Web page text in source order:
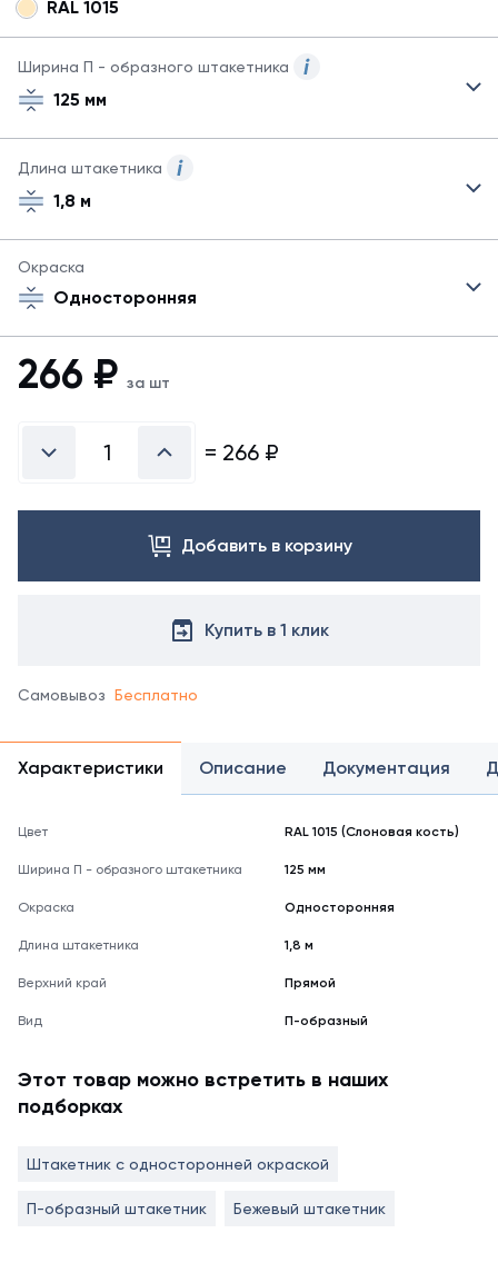
данного
все
Для
цвета
RAL 1015
Ширина П - образного штакетника
125 мм
Длина штакетника
1,8 м
Окраска
Односторонняя
266 ₽ за шт
= 266 ₽
Добавить в корзину
Купить в 1 клик
Самовывоз Бесплатно
Характеристики Описание Документация
Цвет RAL 1015 (Слоновая кость)
Ширина П - образного штакетника 125 мм
Окраска Односторонняя
Длина штакетника 1,8 м
Верхний край Прямой
Вид П-образный
Этот товар можно встретить в наших
подборках
Штакетник с односторонней окраской
П-образный штакетник Бежевый штакетник